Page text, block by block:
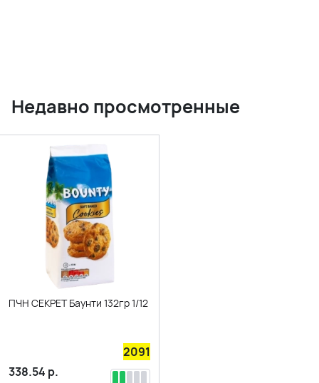
Недавно просмотренные
ПЧН СЕКРЕТ Баунти 132гр 1/12
2091
338.54 р.